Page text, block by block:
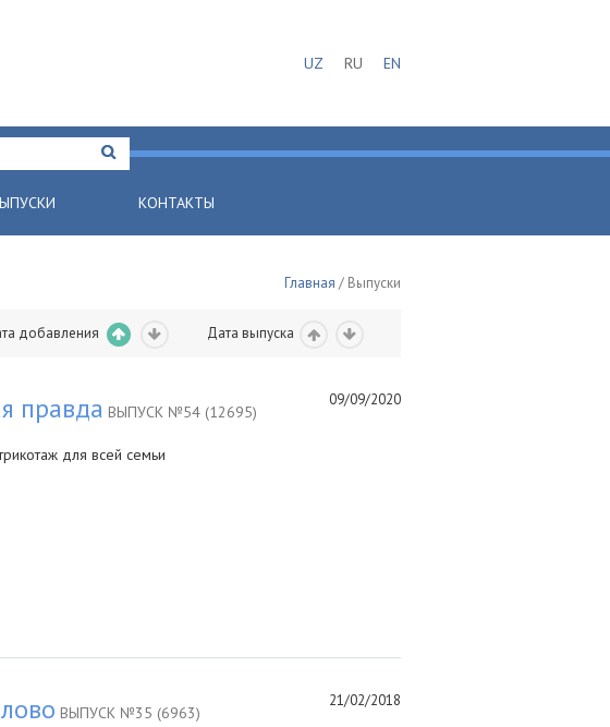
UZ RU EN
КОНТАКТЫ
Главная / Выпуски
добавления Дата выпуска
09/09/2020
правда ВЫПУСК №54 (12695)
для всей семьи
21/02/2018
ВЫПУСК №35 (6963)